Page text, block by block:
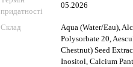
придатності
05.2026
Склад
Aqua (Water/Eau),
Polysorbate 20,
Chestnut) Seed
Inositol, Calcium